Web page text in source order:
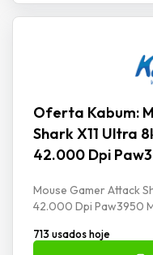
Oferta Kabum:
Shark X11 Ultra
42.000 Dpi
Mouse Gamer Attack
42.000 Dpi Paw3950
713 usados hoje